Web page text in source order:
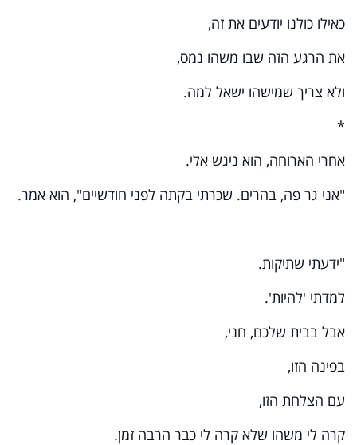
כאילו כולנו יודעים את זה,
את הרגע הזה שבו משהו נמס,
ולא צריך שמישהו ישאל למה.
*
אחרי הארוחה, הוא ניגש אלי.
"אני גר פה, בהרים. שכרתי בקתה לפני חודשיים", הוא אמר.
"ידעתי שתיקות.
למדתי 'להיות'.
אבל בבית שלכם, חני,
בפינה הזו,
עם הצלחת הזו,
קרה לי משהו שלא קרה לי כבר הרבה זמן.